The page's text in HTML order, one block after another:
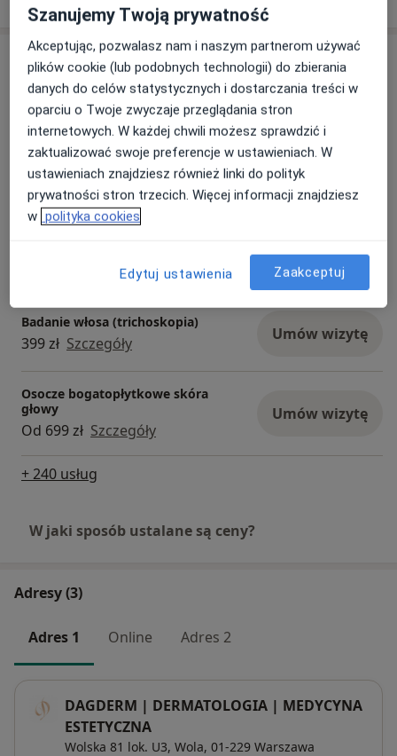
Usługi i ceny
Konsultacja dermatologiczna
Od 300 zł Szczegóły Umów wizytę
Botoks - kurze łapki
649 zł Szczegóły Umów wizytę
Szczegóły Umów wizytę
Badanie włosa (trichoskopia)
399 zł Szczegóły Umów wizytę
Osocze bogatopłytkowe skóra
głowy
Od 699 zł Szczegóły
Umów wizytę
+ 240 usług
W jaki sposób ustalane są ceny?
Adresy (3)
Adres 1 Online Adres 2
DAGDERM | DERMATOLOGIA | MEDYCYNA
ESTETYCZNA
Wolska 81 lok. U3, Wola, 01-229 Warszawa
Szanujemy Twoją prywatność
Akceptując, pozwalasz nam i naszym partnerom używać
plików cookie (lub podobnych technologii) do zbierania
danych do celów statystycznych i dostarczania treści w
oparciu o Twoje zwyczaje przeglądania stron
internetowych. W każdej chwili możesz sprawdzić i
zaktualizować swoje preferencje w ustawieniach. W
ustawieniach znajdziesz również linki do polityk
prywatności stron trzecich. Więcej informacji znajdziesz
w polityka cookies
Edytuj ustawienia Zaakceptuj